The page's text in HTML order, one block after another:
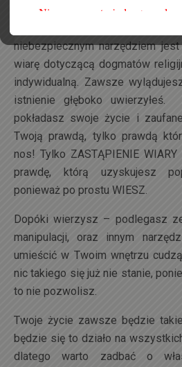
doświadczasz. Tylko od
niebezpiecznym narzędziem
wiarę dotyczącą dogmatów
indywidualną. Zawsze
istnienie głęboko uwierzyłeś.
pokładasz swoje życie i
Twoją prawdą, tylko prawdą
nos! Tylko ZASTĄPIENIE
prawdę, którą uzyskujesz
ponieważ po prostu WIESZ.
Dopóki wierzysz – podlegasz
manipulacji, oraz innym
umieścić w Twoim wnętrzu
nic takiego się już nie stanie,
to nie pozwolisz.
Twoje życie zawsze będzie
będzie się to działo na
dlatego warto zadbać o